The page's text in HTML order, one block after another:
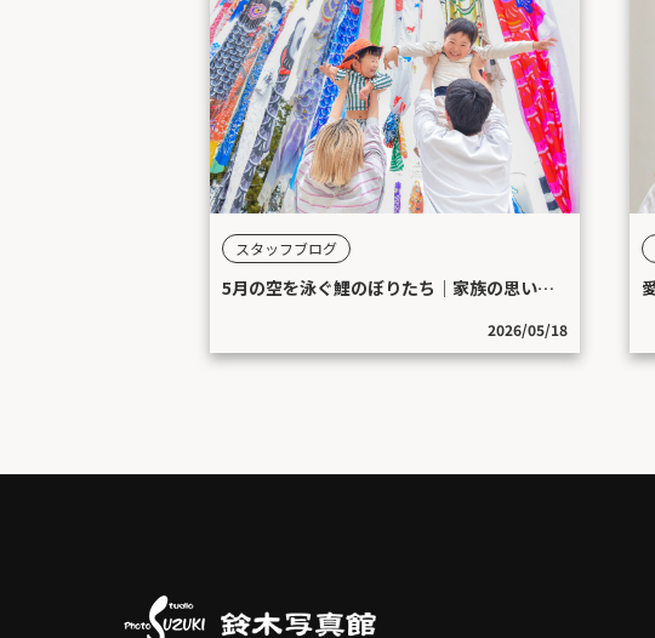
スタッフブログ
5月の空を泳ぐ鯉のぼりたち｜家族の思い出と春の景色
2026/05/18